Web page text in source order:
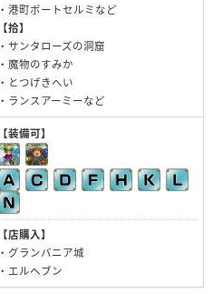
・港町ポートセルミなど
【拾】
・サンタローズの洞窟
・魔物のすみか
・とつげきへい
・ランスアーミーなど
【装備可】
【店購入】
・グランバニア城
・エルヘブン